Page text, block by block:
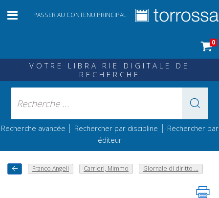
PASSER AU CONTENU PRINCIPAL
0
VOTRE LIBRAIRIE DIGITALE DE
RECHERCHE
Recherche avancée | Rechercher par discipline | Rechercher par
éditeur
Franco Angeli Carrieri, Mimmo Giornale di diritto ...